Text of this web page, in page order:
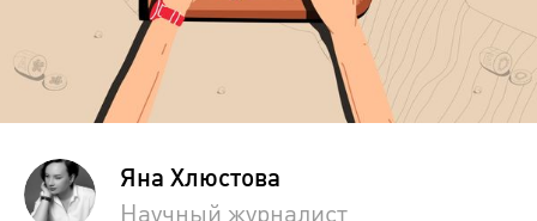
Яна Хлюстова
Научный журналист